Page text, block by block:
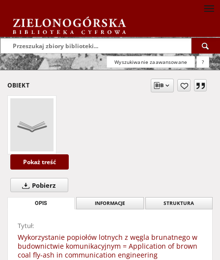
Wyszukiwanie zaawansowane ?
OBIEKT
Pokaż treść
Pobierz
OPIS INFORMACJE STRUKTURA
Tytuł:
Wykorzystanie popiołów lotnych z węgla brunatnego w
budownictwie komunikacyjnym = Application of brown
coal fly-ash in communication engineering